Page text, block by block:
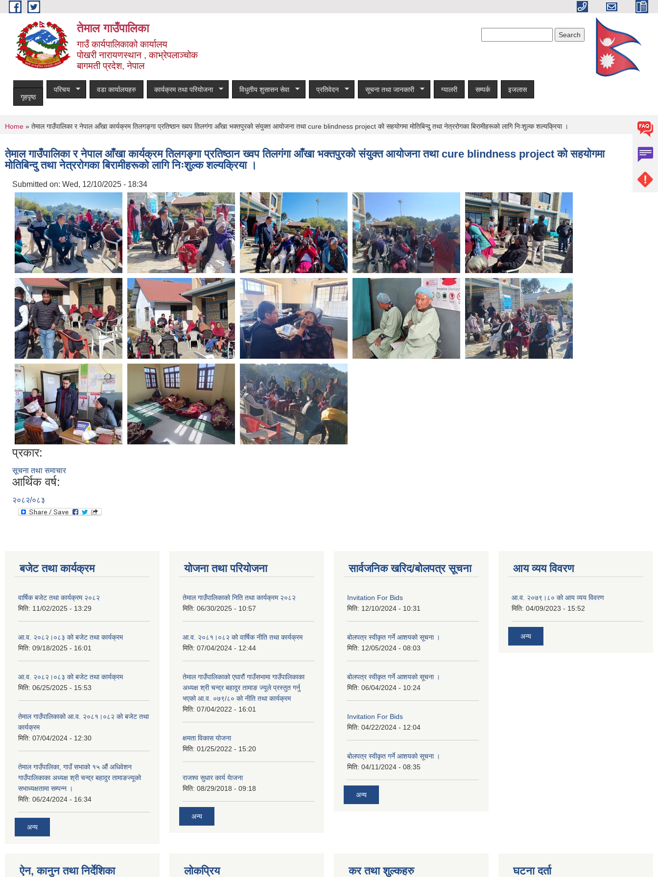
Skip to main content
तेमाल गाउँपालिका
गाउँ कार्यपालिकाको कार्यालय
पोखरी नारायणस्थान , काभ्रेपलाञ्चोक ‌‌‍‍‍‍‍‍
बागमती प्रदेश, नेपाल
गृहपृष्ठ
परिचय वडा कार्यालयहरु कार्यक्रम तथा परियोजना विधुतीय शुसासन सेवा प्रतिवेदन सूचना तथा जानकारी ग्यालरी सम्पर्क इजलास
You are here
Home » तेमाल गाउँपालिका र नेपाल आँखा कार्यक्रम तिलगङ्गा प्रतिष्ठान ख्वप तिलगंगा आँखा भक्तपुरको संयुक्त आयोजना तथा cure blindness project को सहयोगमा मोतिबिन्दु तथा नेत्ररोगका बिरामीहरूको लागि निःशुल्क शल्यक्रिया ।
तेमाल गाउँपालिका र नेपाल आँखा कार्यक्रम तिलगङ्गा प्रतिष्ठान ख्वप तिलगंगा आँखा भक्तपुरको संयुक्त आयोजना तथा cure blindness project को सहयोगमा
मोतिबिन्दु तथा नेत्ररोगका बिरामीहरूको लागि निःशुल्क शल्यक्रिया ।
Submitted on: Wed, 12/10/2025 - 18:34
प्रकार:
सूचना तथा समाचार
आर्थिक वर्ष:
२०८२/०८३
बजेट तथा कार्यक्रम
वार्षिक बजेट तथा कार्यक्रम २०८२
मिति: 11/02/2025 - 13:29
आ.व. २०८२।०८३ को बजेट तथा कार्यक्रम
मिति: 09/18/2025 - 16:01
आ.व. २०८२।०८३ को बजेट तथा कार्यक्रम
मिति: 06/25/2025 - 15:53
तेमाल गाउँपालिकाको आ.व. २०८१।०८२ को बजेट तथा
कार्यक्रम
मिति: 07/04/2024 - 12:30
तेमाल गाउँपालिका, गाउँ सभाको १५ औं अधिवेशन
गाउँपालिकाका अध्यक्ष श्री चन्द्र बहादुर तामाङज्यूको
सभाध्यक्षतामा सम्पन्न ।
मिति: 06/24/2024 - 16:34
अन्य
योजना तथा परियोजना
तेमाल गाउँपालिकाको निति तथा कार्यक्रम २०८२
मिति: 06/30/2025 - 10:57
आ.व. २०८१।०८२ को वार्षिक नीति तथा कार्यक्रम
मिति: 07/04/2024 - 12:44
तेमाल गाउँपालिकाको एघारौं गाउँसभामा गाउँपालिकाका
अध्यक्ष श्री चन्द्र बहादुर तामाङ ज्यूले प्रस्तुत गर्नु
भएको आ.व. ०७९/८० को नीति तथा कार्यक्रम
मिति: 07/04/2022 - 16:01
क्षमता विकास योजना
मिति: 01/25/2022 - 15:20
राजश्व सुधार कार्य येाजना
मिति: 08/29/2018 - 09:18
अन्य
सार्वजनिक खरिद/बोलपत्र सूचना
Invitation For Bids
मिति: 12/10/2024 - 10:31
बोलपत्र स्वीकृत गर्ने आशयको सूचना ।
मिति: 12/05/2024 - 08:03
बोलपत्र स्वीकृत गर्ने आशयको सूचना ।
मिति: 06/04/2024 - 10:24
Invitation For Bids
मिति: 04/22/2024 - 12:04
बोलपत्र स्वीकृत गर्ने आशयको सूचना ।
मिति: 04/11/2024 - 08:35
अन्य
आय व्यय विवरण
आ.व. २०७९।८० को आय व्यय विवरण
मिति: 04/09/2023 - 15:52
अन्य
ऐन, कानुन तथा निर्देशिका लोकप्रिय कर तथा शुल्कहरु घटना दर्ता